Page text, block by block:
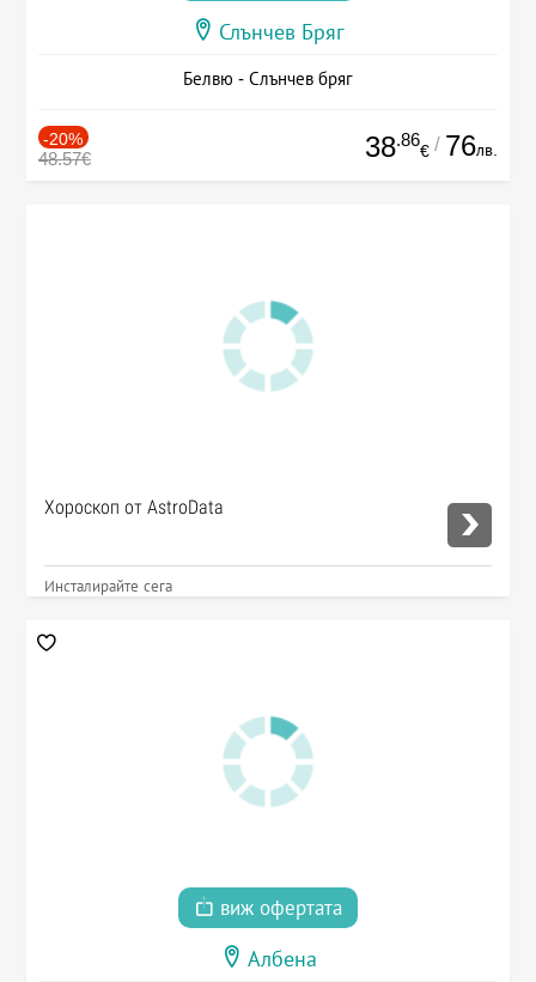
Слънчев Бряг
Белвю - Слънчев бряг
-20%
48.57€ 38.86
€ / 76лв.
Хороскоп от AstroData
Инсталирайте сега
виж офертата
Албена